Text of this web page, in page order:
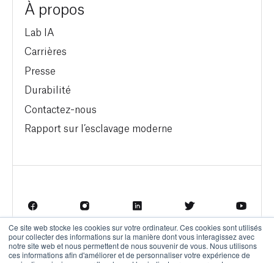
Ce site web stocke les cookies sur votre ordinateur. Ces cookies sont utilisés
pour collecter des informations sur la manière dont vous interagissez avec
notre site web et nous permettent de nous souvenir de vous. Nous utilisons
ces informations afin d'améliorer et de personnaliser votre expérience de
À propos
Lab IA
Carrières
Presse
Durabilité
Contactez-nous
Rapport sur l’esclavage moderne
Termes d'utilisation Politique de confidentialité